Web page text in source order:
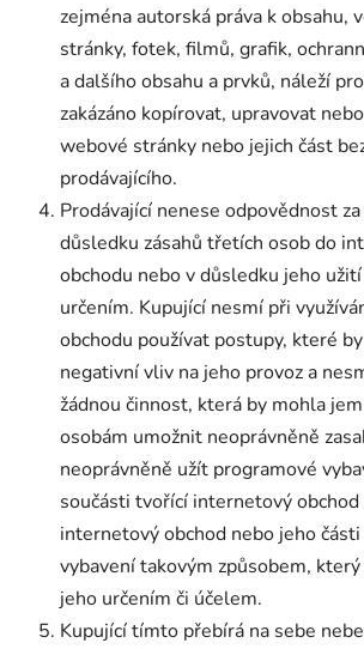
zejména autorská práva k obsahu,
stránky, fotek, filmů, grafik,
a dalšího obsahu a prvků, náleží
zakázáno kopírovat, upravovat
webové stránky nebo jejich část
prodávajícího.
Prodávající nenese odpovědnost
důsledku zásahů třetích osob do
obchodu nebo v důsledku jeho
určením. Kupující nesmí při
obchodu používat postupy, které
negativní vliv na jeho provoz a
žádnou činnost, která by mohla
osobám umožnit neoprávněně
neoprávněně užít programové
součásti tvořící internetový obchod
internetový obchod nebo jeho
vybavení takovým způsobem,
jeho určením či účelem.
Kupující tímto přebírá na sebe